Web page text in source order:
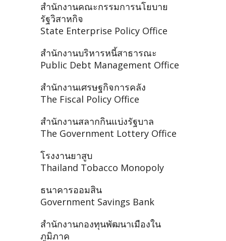
สำนักงานคณะกรรมการนโยบาย
รัฐวิสาหกิจ
State Enterprise Policy Office
สำนักงานบริหารหนี้สาธารณะ
Public Debt Management Office
สำนักงานเศรษฐกิจการคลัง
The Fiscal Policy Office
สำนักงานสลากกินแบ่งรัฐบาล
The Government Lottery Office
โรงงานยาสูบ
Thailand Tobacco Monopoly
ธนาคารออมสิน
Government Savings Bank
สำนักงานกองทุนพัฒนาเมืองใน
ภูมิภาค